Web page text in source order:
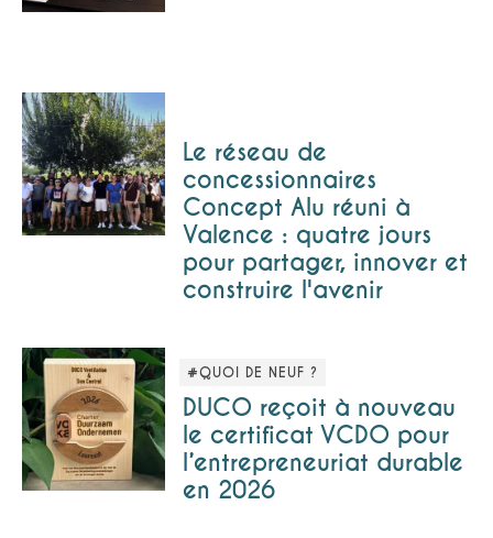
Le réseau de
concessionnaires
Concept Alu réuni à
Valence : quatre jours
pour partager, innover et
construire l'avenir
#QUOI DE NEUF ?
DUCO reçoit à nouveau
le certificat VCDO pour
l’entrepreneuriat durable
en 2026